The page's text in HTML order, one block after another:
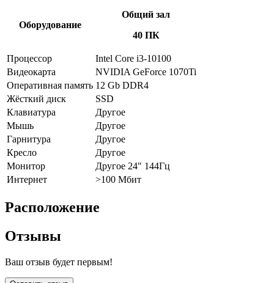
Оборудование
Общий зал
40 ПК
Процессор
Intel Core i3-10100
Видеокарта
NVIDIA GeForce 1070Ti
Оперативная память 12 Gb DDR4
Жёсткий диск
SSD
Клавиатура
Другое
Мышь
Другое
Гарнитура
Другое
Кресло
Другое
Монитор
Другое 24" 144Гц
Интернет
>100 Мбит
Расположение
Отзывы
Ваш отзыв будет первым!